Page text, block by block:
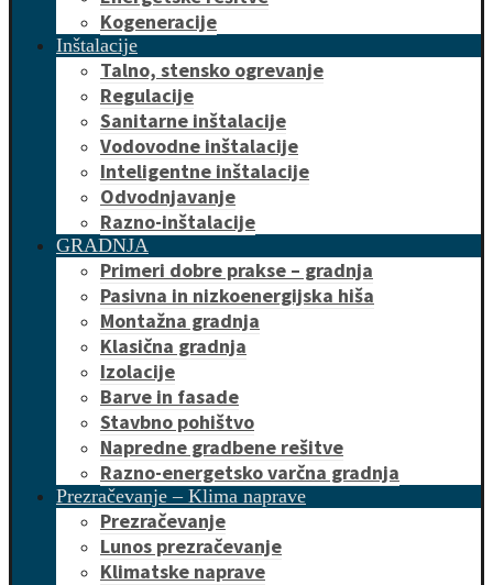
Kogeneracije
Inštalacije
Talno, stensko ogrevanje
Regulacije
Sanitarne inštalacije
Vodovodne inštalacije
Inteligentne inštalacije
Odvodnjavanje
Razno-inštalacije
GRADNJA
Primeri dobre prakse – gradnja
Pasivna in nizkoenergijska hiša
Montažna gradnja
Klasična gradnja
Izolacije
Barve in fasade
Stavbno pohištvo
Napredne gradbene rešitve
Razno-energetsko varčna gradnja
Prezračevanje – Klima naprave
Prezračevanje
Lunos prezračevanje
Klimatske naprave